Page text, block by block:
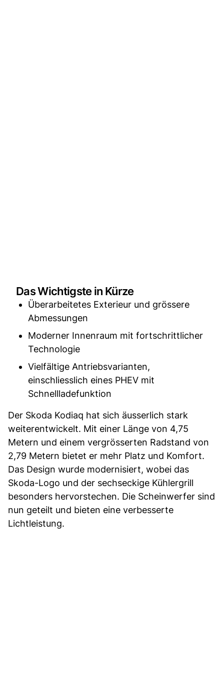
Das Wichtigste in Kürze
Überarbeitetes Exterieur und grössere
Abmessungen
Moderner Innenraum mit fortschrittlicher
Technologie
Vielfältige Antriebsvarianten,
einschliesslich eines PHEV mit
Schnellladefunktion
Der Skoda Kodiaq hat sich äusserlich stark
weiterentwickelt. Mit einer Länge von 4,75
Metern und einem vergrösserten Radstand von
2,79 Metern bietet er mehr Platz und Komfort.
Das Design wurde modernisiert, wobei das
Skoda-Logo und der sechseckige Kühlergrill
besonders hervorstechen. Die Scheinwerfer sind
nun geteilt und bieten eine verbesserte
Lichtleistung.